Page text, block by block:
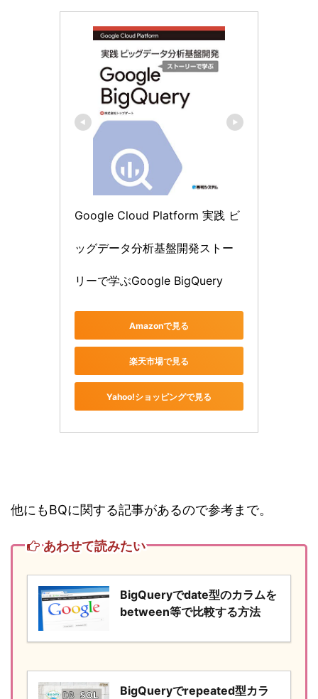
Google Cloud Platform 実践 ビ
ッグデータ分析基盤開発ストー
リーで学ぶGoogle BigQuery
Amazonで見る
楽天市場で見る
Yahoo!ショッピングで見る
他にもBQに関する記事があるので参考まで。
あわせて読みたい
BigQueryでdate型のカラムを
between等で比較する方法
BigQueryでrepeated型カラ